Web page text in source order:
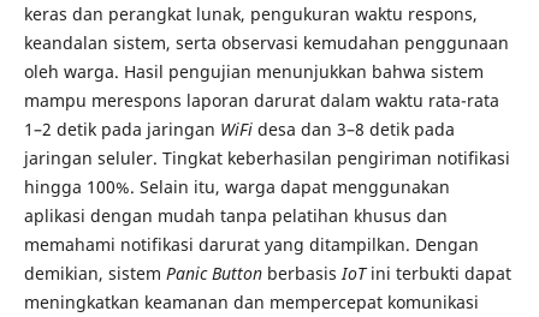
keras dan perangkat lunak, pengukuran waktu respons,
keandalan sistem, serta observasi kemudahan penggunaan
oleh warga. Hasil pengujian menunjukkan bahwa sistem
mampu merespons laporan darurat dalam waktu rata-rata
1–2 detik pada jaringan WiFidesa dan 3–8 detik pada
jaringan seluler. Tingkat keberhasilan pengiriman notifikasi
hingga 100%. Selain itu, warga dapat menggunakan
aplikasi dengan mudah tanpa pelatihan khusus dan
memahami notifikasi darurat yang ditampilkan. Dengan
demikian, sistem Panic ButtonberbasisIoTini terbukti dapat
meningkatkan keamanan dan mempercepat komunikasi